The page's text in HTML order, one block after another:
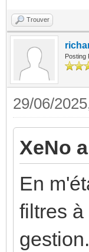
-
card
-
Trouver
Posting
29/06/
XeNo
En
filtres
gestion.